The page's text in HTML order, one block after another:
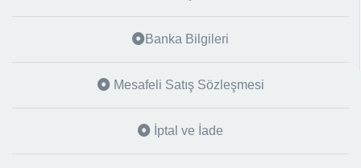
Banka Bilgileri
Mesafeli Satış Sözleşmesi
İptal ve İade